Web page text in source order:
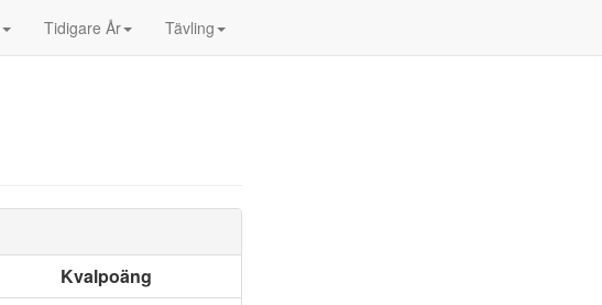
Tidigare År Tävling
Kvalpoäng